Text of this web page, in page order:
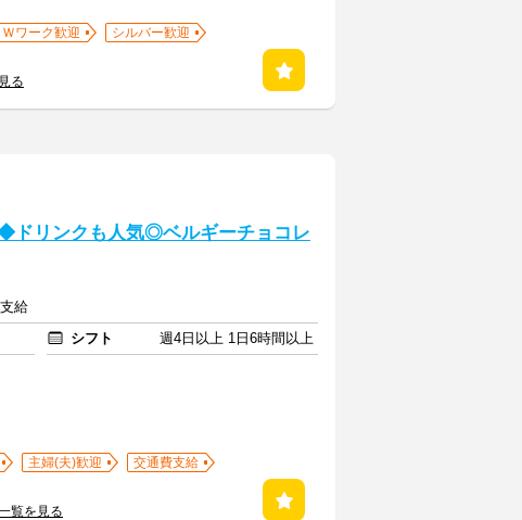
ワーク歓迎
シルバー歓迎
る
◆ドリンクも人気◎ベルギーチョコレ
給
シフト
週4日以上 1日6時間以上
主婦(夫)歓迎
交通費支給
覧を見る